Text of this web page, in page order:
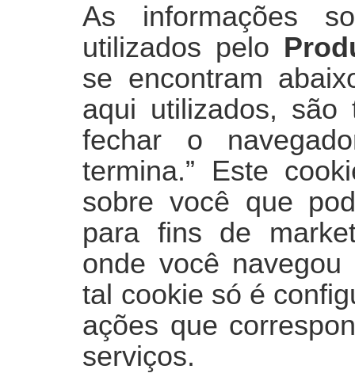
As informações
utilizados pelo
se encontram
aqui utilizados, são
fechar o
termina.” Este
sobre você que
para fins de
onde você navegou
tal cookie só é
ações que
serviços.